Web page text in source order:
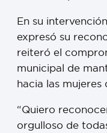
En su
expresó su
reiteró el
municipal de
hacia las mujeres
“Quiero
orgulloso de